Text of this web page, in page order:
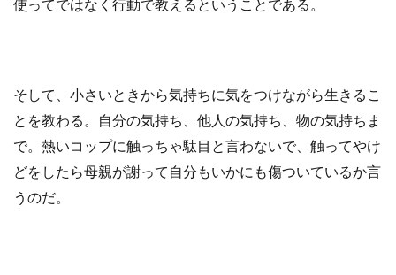
使ってではなく行動で教えるということである。
そして、小さいときから気持ちに気をつけながら生きるこ
とを教わる。自分の気持ち、他人の気持ち、物の気持ちま
で。熱いコップに触っちゃ駄目と言わないで、触ってやけ
どをしたら母親が謝って自分もいかにも傷ついているか言
うのだ。